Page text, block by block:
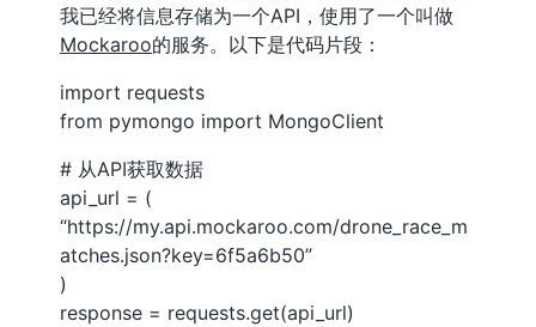
我已经将信息存储为一个API，使用了一个叫做
Mockaroo的服务。以下是代码片段：
import requests
from pymongo import MongoClient
# 从API获取数据
api_url = (
“https://my.api.mockaroo.com/drone_race_m
atches.json?key=6f5a6b50”
)
response = requests.get(api_url)